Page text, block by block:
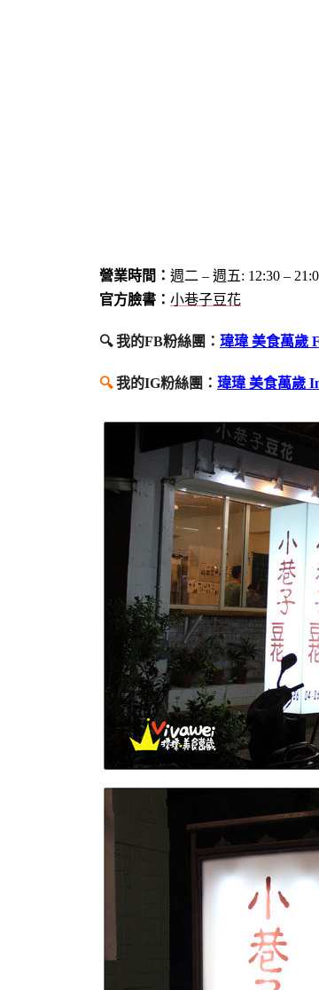
營業時間： 週二 – 週五: 12:30 –
官方臉書： 小巷子豆花
🔍 我的FB粉絲團： 瑋瑋 美食萬歲
🔍我的IG粉絲團： 瑋瑋 美食萬歲